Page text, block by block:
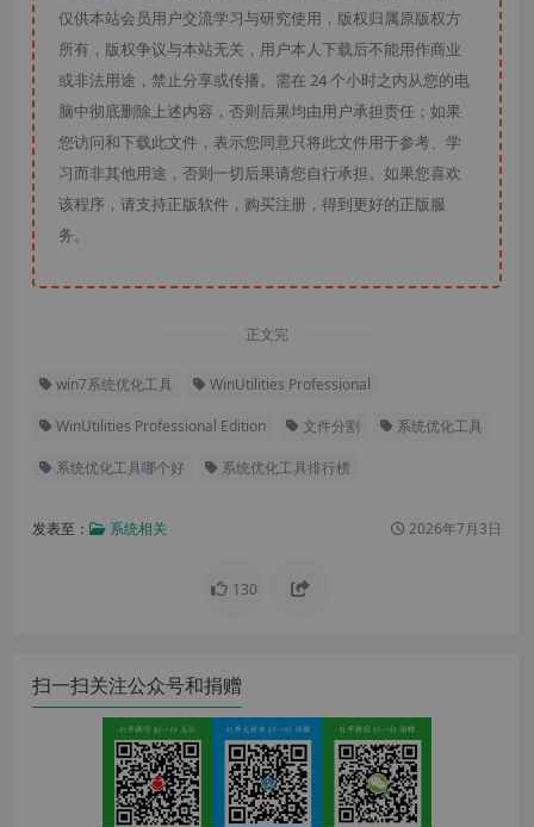
仅供本站会员用户交流学习与研究使用，版权归属原版权方
所有，版权争议与本站无关，用户本人下载后不能用作商业
或非法用途，禁止分享或传播。需在 24 个小时之内从您的电
脑中彻底删除上述内容，否则后果均由用户承担责任；如果
您访问和下载此文件，表示您同意只将此文件用于参考、学
习而非其他用途，否则一切后果请您自行承担。如果您喜欢
该程序，请支持正版软件，购买注册，得到更好的正版服
务。
正文完
win7系统优化工具 WinUtilities Professional
WinUtilities Professional Edition 文件分割 系统优化工具
系统优化工具哪个好 系统优化工具排行榜
发表至： 系统相关 2026年7月3日
130
扫一扫关注公众号和捐赠